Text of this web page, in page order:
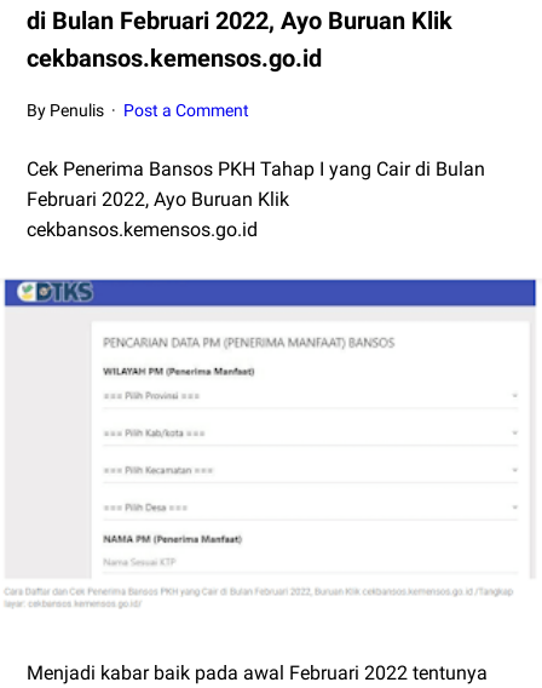
di Bulan Februari 2022, Ayo Buruan Klik
cekbansos.kemensos.go.id
By Penulis Post a Comment
Cek Penerima Bansos PKH Tahap I yang Cair di Bulan
Februari 2022, Ayo Buruan Klik
cekbansos.kemensos.go.id
Menjadi kabar baik pada awal Februari 2022 tentunya